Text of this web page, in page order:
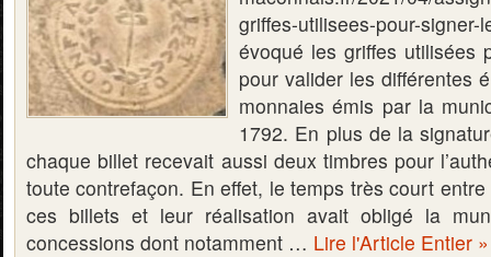
griffes-utilisees-pour-
évoqué les griffes utilisées
pour valider les différentes
monnaies émis par la
1792. En plus de la
chaque billet recevait aussi deux timbres pour
toute contrefaçon. En effet, le temps très court entre
ces billets et leur réalisation avait obligé la
concessions dont notamment … Lire l'Article Entier »